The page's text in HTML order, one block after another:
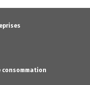
consommation